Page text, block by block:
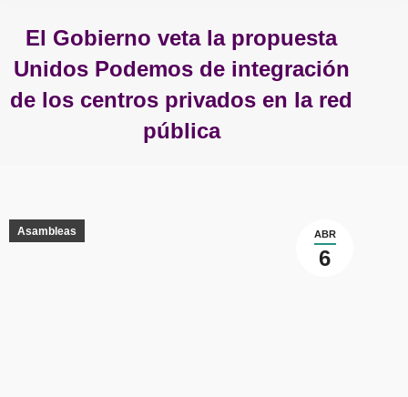
El Gobierno veta la propuesta
Unidos Podemos de integración
de los centros privados en la red
pública
ABR
6
Asambleas